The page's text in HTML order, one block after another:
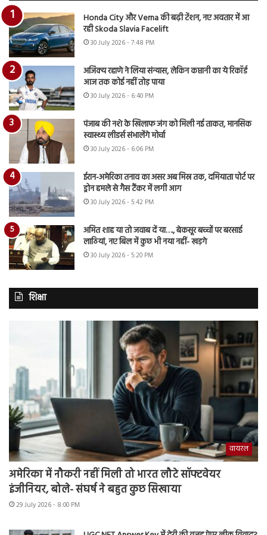
Honda City और Verna की बढ़ी टेंशन, नए अवतार में आ
रही Skoda Slavia Facelift
30 July 2026 - 7:48 PM
अजिंक्य रहाणे ने लिया संन्यास, लेकिन कप्तानी का ये रिकॉर्ड
आज तक कोई नहीं तोड़ पाया
30 July 2026 - 6:40 PM
पंजाब की नशे के खिलाफ जंग को मिली नई ताकत, मानसिक
स्वास्थ्य लीडर्स संभालेंगे मोर्चा
30 July 2026 - 6:06 PM
ईरान-अमेरिका तनाव का असर अब मिस्र तक, दमियाता पोर्ट पर
ड्रोन हमले से गैस टैंकर में लगी आग
30 July 2026 - 5:42 PM
अमित शाह या तो जवाब दें या…., बेकसूर बच्चों पर बरसाई
लाठियां, नए बिल में कुछ भी नया नहीं- खड़गे
30 July 2026 - 5:20 PM
शिक्षा
वायरल
अमेरिका में नौकरी नहीं मिली तो भारत लौटे सॉफ्टवेयर
इंजीनियर, बोले- संघर्ष ने बहुत कुछ सिखाया
29 July 2026 - 8:00 PM